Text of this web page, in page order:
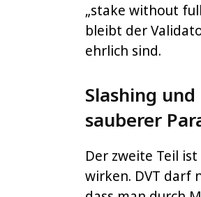
„stake without
bleibt der
ehrlich sind.
Slashing
sauberer
Der zweite Teil
wirken. DVT darf